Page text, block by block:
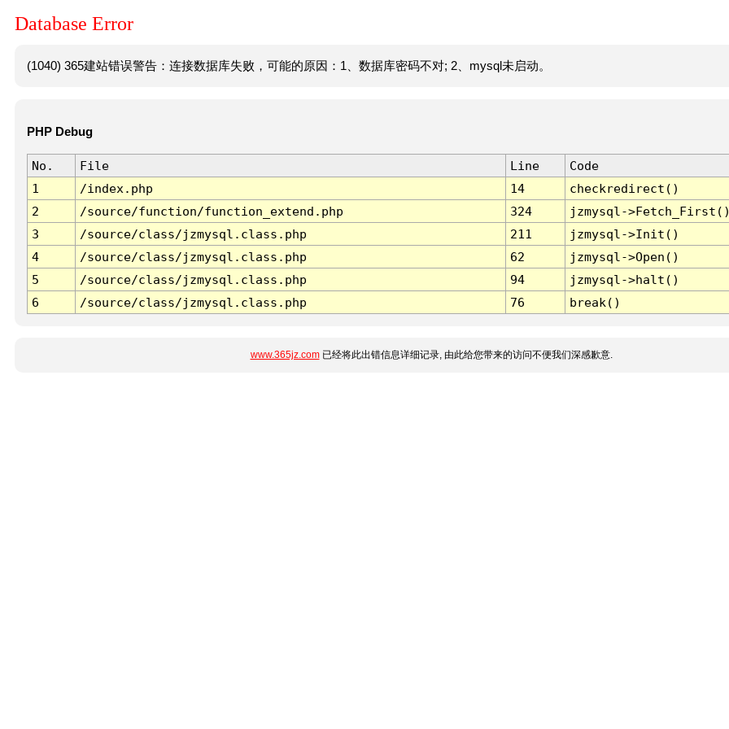
Database Error
(1040) 365建站错误警告：连接数据库失败，可能的原因：1、数据库密码不对; 2、mysql未启动。
PHP Debug
No. File Line
Code
1
/index.php 14
checkredirect()
2
/source/function/function_extend.php 324
jzmysql-
3
/source/class/jzmysql.class.php 211
jzmysql->Init()
4
/source/class/jzmysql.class.php 62
jzmysql->Open()
5
/source/class/jzmysql.class.php 94
jzmysql->halt()
6
/source/class/jzmysql.class.php 76 break()
www.365jz.com已经将此出错信息详细记录, 由此给您带来的访问不便我们深感歉意.